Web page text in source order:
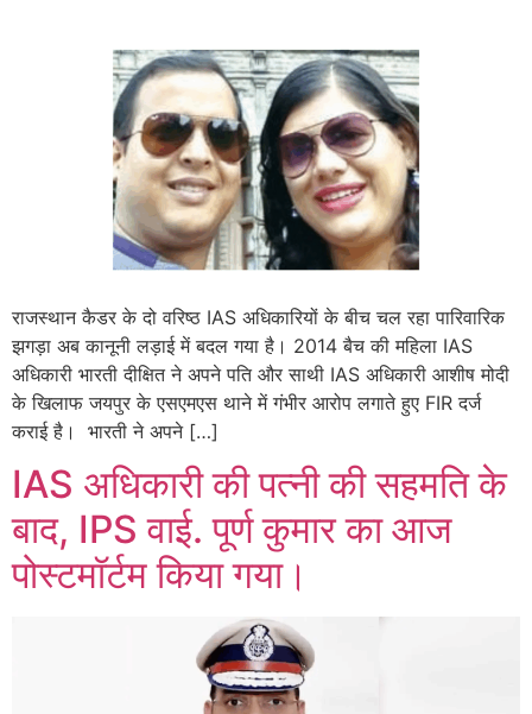
राजस्थान कैडर के दो वरिष्ठ IAS अधिकारियों के बीच चल रहा पारिवारिक
झगड़ा अब कानूनी लड़ाई में बदल गया है। 2014 बैच की महिला IAS
अधिकारी भारती दीक्षित ने अपने पति और साथी IAS अधिकारी आशीष मोदी
के खिलाफ जयपुर के एसएमएस थाने में गंभीर आरोप लगाते हुए FIR दर्ज
कराई है। भारती ने अपने […]
IAS अधिकारी की पत्नी की सहमति के
बाद, IPS वाई. पूर्ण कुमार का आज
पोस्टमॉर्टम किया गया।